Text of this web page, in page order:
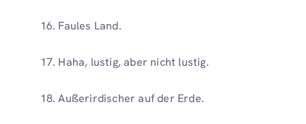
Faules Land.
Haha, lustig, aber nicht lustig.
Außerirdischer auf der Erde.